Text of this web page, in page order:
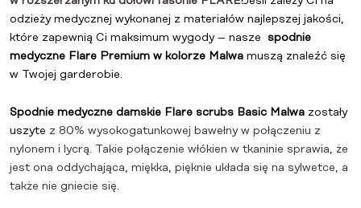
odzieży medycznej wykonanej z materiałów najlepszej jakości,
które zapewnią Ci maksimum wygody – nasze spodnie
medyczne Flare Premium w kolorze Malwa muszą znaleźć się
w Twojej garderobie.
Spodnie medyczne damskie Flare scrubs Basic Malwa zostały
uszyte z 80% wysokogatunkowej bawełny w połączeniu z
nylonem i lycrą. Takie połączenie włókien w tkaninie sprawia, że
jest ona oddychająca, miękka, pięknie układa się na sylwetce, a
także nie gniecie się.